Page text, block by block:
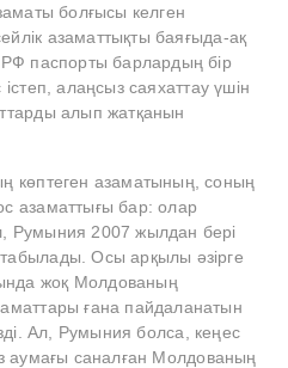
болғысы келген
азаматтықты баяғыда-ақ
паспорты барлардың бір
алаңсыз саяхаттау үшін
алып жатқанын
көптеген азаматының, соның
азаматтығы бар: олар
Румыния 2007 жылдан бері
Осы арқылы әзірге
жоқ Молдованың
ғана пайдаланатын
Ал, Румыния болса, кеңес
аумағы саналған Молдованың